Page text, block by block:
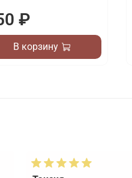
₽
В корзину